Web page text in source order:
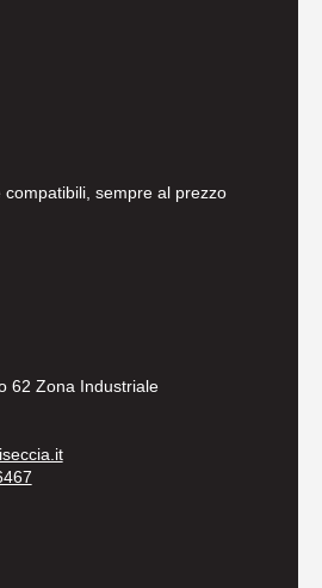
sempre al prezzo
62 Zona Industriale